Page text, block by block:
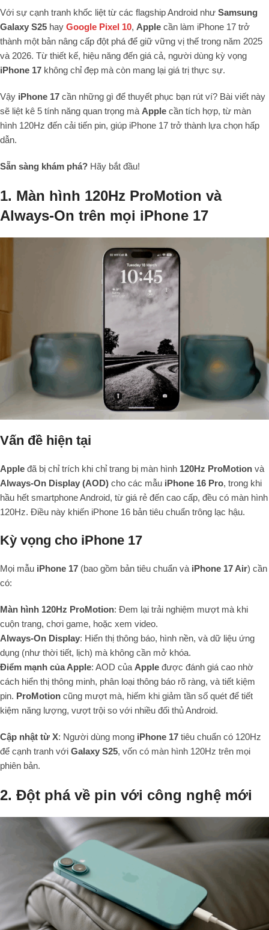
Với sự cạnh tranh khốc liệt từ các flagship Android như Samsung
Galaxy S25 hay Google Pixel 10, Apple cần làm iPhone 17 trở
thành một bản nâng cấp đột phá để giữ vững vị thế trong năm 2025
và 2026. Từ thiết kế, hiệu năng đến giá cả, người dùng kỳ vọng
iPhone 17 không chỉ đẹp mà còn mang lại giá trị thực sự.
Vậy iPhone 17 cần những gì để thuyết phục bạn rút ví? Bài viết này
sẽ liệt kê 5 tính năng quan trọng mà Apple cần tích hợp, từ màn
hình 120Hz đến cải tiến pin, giúp iPhone 17 trở thành lựa chọn hấp
dẫn.
Sẵn sàng khám phá? Hãy bắt đầu!
1. Màn hình 120Hz ProMotion và
Always-On trên mọi iPhone 17
Vấn đề hiện tại
Apple đã bị chỉ trích khi chỉ trang bị màn hình 120Hz ProMotion và
Always-On Display (AOD) cho các mẫu iPhone 16 Pro, trong khi
hầu hết smartphone Android, từ giá rẻ đến cao cấp, đều có màn hình
120Hz. Điều này khiến iPhone 16 bản tiêu chuẩn trông lạc hậu.
Kỳ vọng cho iPhone 17
Mọi mẫu iPhone 17 (bao gồm bản tiêu chuẩn và iPhone 17 Air) cần
có:
Màn hình 120Hz ProMotion: Đem lại trải nghiệm mượt mà khi
cuộn trang, chơi game, hoặc xem video.
Always-On Display: Hiển thị thông báo, hình nền, và dữ liệu ứng
dụng (như thời tiết, lịch) mà không cần mở khóa.
Điểm mạnh của Apple: AOD của Apple được đánh giá cao nhờ
cách hiển thị thông minh, phân loại thông báo rõ ràng, và tiết kiệm
pin. ProMotion cũng mượt mà, hiếm khi giảm tần số quét để tiết
kiệm năng lượng, vượt trội so với nhiều đối thủ Android.
Cập nhật từ X: Người dùng mong iPhone 17 tiêu chuẩn có 120Hz
để cạnh tranh với Galaxy S25, vốn có màn hình 120Hz trên mọi
phiên bản.
2. Đột phá về pin với công nghệ mới